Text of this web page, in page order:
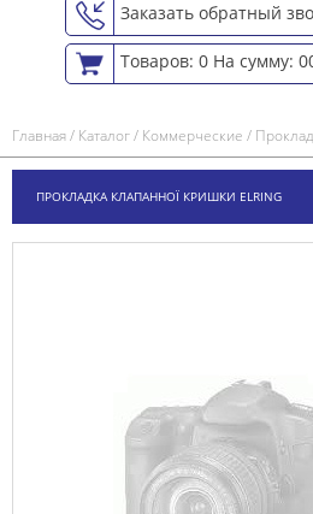
Заказать обратный
Товаров: 0 На сумму:
Главная/ Каталог/ Коммерческие /
ПРОКЛАДКА КЛАПАННОЇ КРИШКИ ELRING